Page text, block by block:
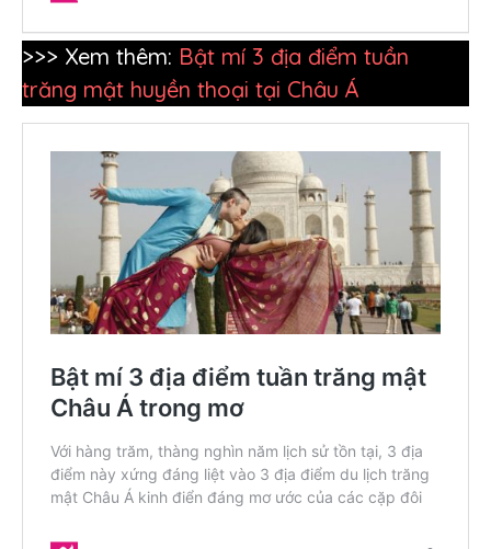
>>> Xem thêm: Bật mí 3 địa điểm tuần
trăng mật huyền thoại tại Châu Á